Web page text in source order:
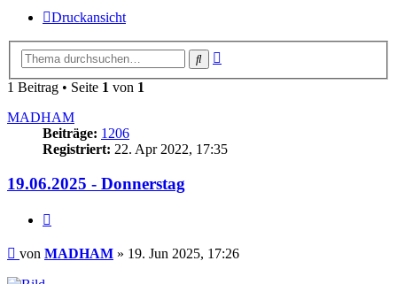
Druckansicht
Suche
1 Beitrag • Seite 1 von 1
MADHAM
Beiträge: 1206
Registriert: 22. Apr 2022, 17:35
19.06.2025 - Donnerstag
Beitrag
von MADHAM » 19. Jun 2025, 17:26